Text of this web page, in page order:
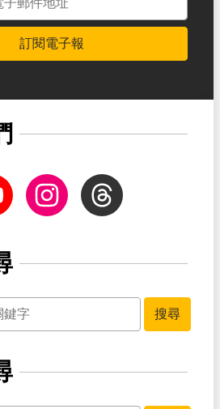
訂閱電子報
InstagramThreads
搜尋